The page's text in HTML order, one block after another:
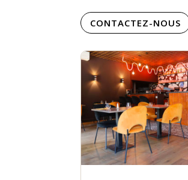
CONTACTEZ-NOUS